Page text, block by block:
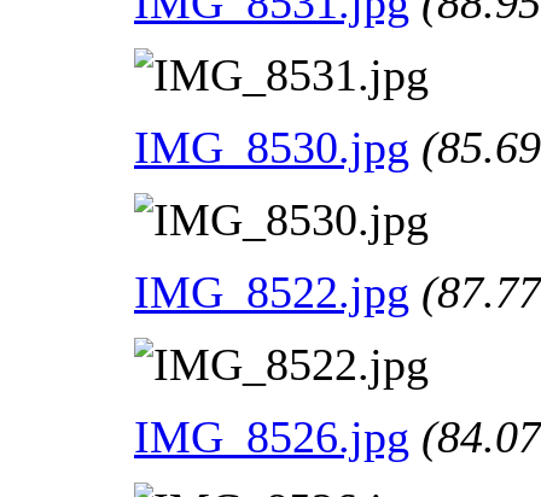
IMG_8530.jpg
IMG_8522.jpg
IMG_8526.jpg